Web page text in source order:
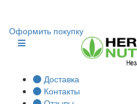
Оформить покупку
Доставка
Контакты